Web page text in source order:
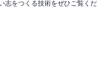
志をつくる技術をぜひご覧くだ